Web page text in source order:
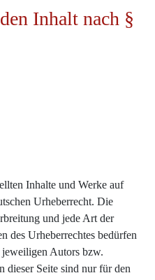
Inhalt nach §
Inhalte und Werke auf
Urheberrecht. Die
und jede Art der
des Urheberrechtes bedürfen
Autors bzw.
dieser Seite sind nur für den